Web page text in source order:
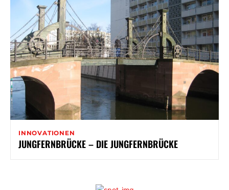
INNOVATIONEN
JUNGFERNBRÜCKE – DIE JUNGFERNBRÜCKE